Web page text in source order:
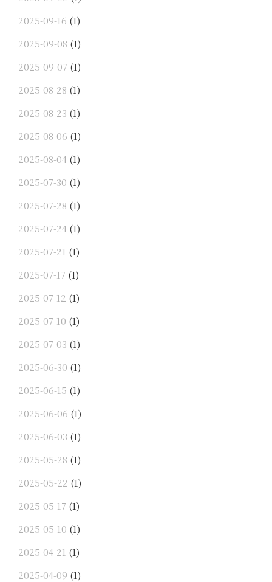
2025-09-16 (1)
2025-09-08 (1)
2025-09-07 (1)
2025-08-28 (1)
2025-08-23 (1)
2025-08-06 (1)
2025-08-04 (1)
2025-07-30 (1)
2025-07-28 (1)
2025-07-24 (1)
2025-07-21 (1)
2025-07-17 (1)
2025-07-12 (1)
2025-07-10 (1)
2025-07-03 (1)
2025-06-30 (1)
2025-06-15 (1)
2025-06-06 (1)
2025-06-03 (1)
2025-05-28 (1)
2025-05-22 (1)
2025-05-17 (1)
2025-05-10 (1)
2025-04-21 (1)
2025-04-09 (1)